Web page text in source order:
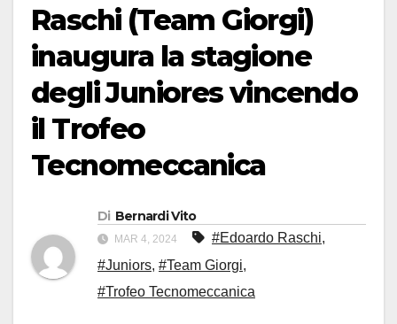
Raschi (Team Giorgi)
inaugura la stagione
degli Juniores vincendo
il Trofeo
Tecnomeccanica
Di Bernardi Vito
MAR 4, 2024 #Edoardo Raschi,
#Juniors, #Team Giorgi,
#Trofeo Tecnomeccanica